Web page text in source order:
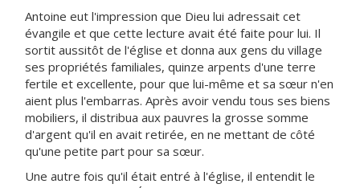
Antoine eut l'impression que Dieu lui adressait cet
évangile et que cette lecture avait été faite pour lui. Il
sortit aussitôt de l'église et donna aux gens du village
ses propriétés familiales, quinze arpents d'une terre
fertile et excellente, pour que lui-même et sa sœur n'en
aient plus l'embarras. Après avoir vendu tous ses biens
mobiliers, il distribua aux pauvres la grosse somme
d'argent qu'il en avait retirée, en ne mettant de côté
qu'une petite part pour sa sœur.
Une autre fois qu'il était entré à l'église, il entendit le